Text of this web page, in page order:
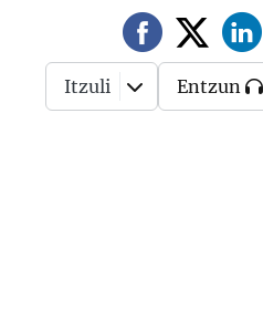
Itzuli Entzun